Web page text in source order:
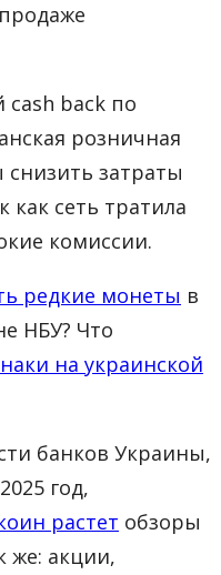
back по
розничная
снизить затраты
сеть тратила
комиссии.
редкие монеты в
НБУ? Что
на украинской
банков Украины,
год,
растет обзоры
же: акции,